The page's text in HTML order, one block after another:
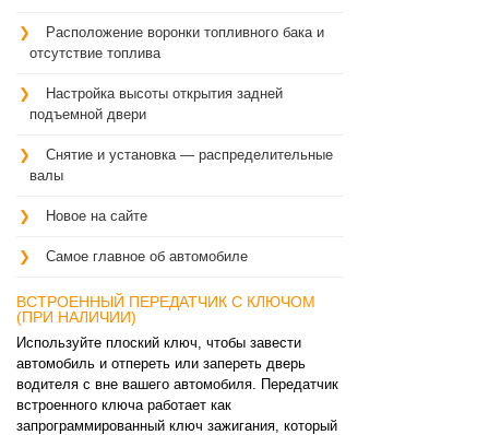
Расположение воронки топливного бака и
отсутствие топлива
Настройка высоты открытия задней
подъемной двери
Снятие и установка — распределительные
валы
Новое на сайте
Самое главное об автомобиле
ВСТРОЕННЫЙ ПЕРЕДАТЧИК С КЛЮЧОМ
(ПРИ НАЛИЧИИ)
Используйте плоский ключ, чтобы завести
автомобиль и отпереть или запереть дверь
водителя с вне вашего автомобиля. Передатчик
встроенного ключа работает как
запрограммированный ключ зажигания, который